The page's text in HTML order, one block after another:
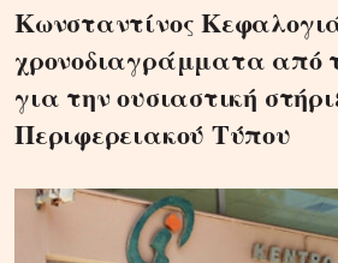
Κωνσταντίνος
χρονοδιαγράμματα από
για την ουσιαστική
Περιφερειακού Τύπου